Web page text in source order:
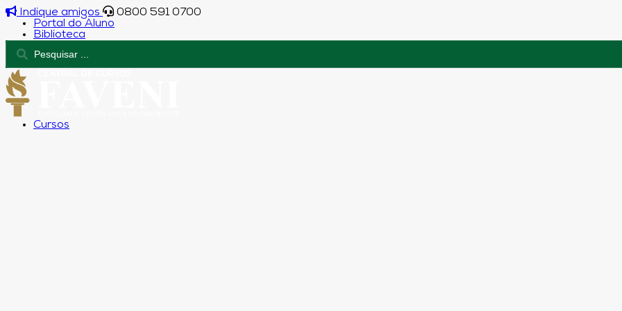
Indique amigos
0800 591 0700
Portal do Aluno
Biblioteca
Cursos